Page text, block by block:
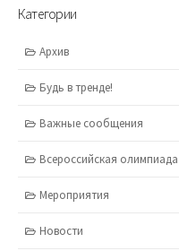
Категории
Архив
Будь в тренде!
Важные сообщения
Всероссийская
Мероприятия
Новости